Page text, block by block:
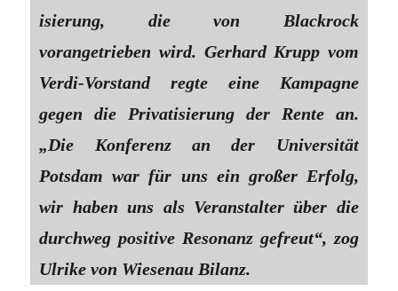
isierung, die von Blackrock
vorangetrieben wird. Gerhard Krupp vom
Verdi-Vorstand regte eine Kampagne
gegen die Privatisierung der Rente an.
„Die Konferenz an der Universität
Potsdam war für uns ein großer Erfolg,
wir haben uns als Veranstalter über die
durchweg positive Resonanz gefreut“, zog
Ulrike von Wiesenau Bilanz.